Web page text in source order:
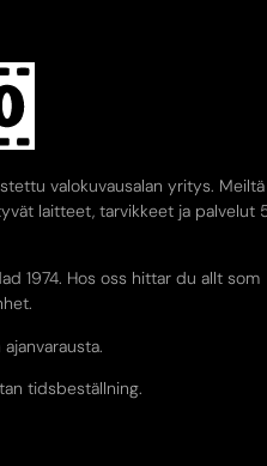
valokuvausalan yritys. Meiltä
laitteet, tarvikkeet ja palvelut
1974. Hos oss hittar du allt som
tidsbeställning.